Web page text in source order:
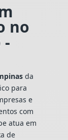
no
-
da
para
e
com
atua em
de